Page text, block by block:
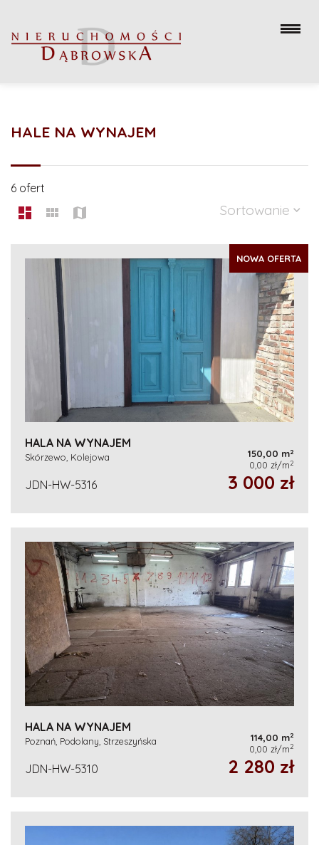
HALE NA WYNAJEM
6 ofert
Sortowanie
NOWA OFERTA
HALA NA WYNAJEM
Skórzewo, Kolejowa 150,00 m2
0,00 zł/m2
JDN-HW-5316 3 000 zł
HALA NA WYNAJEM
Poznań, Podolany, Strzeszyńska 114,00 m2
0,00 zł/m2
JDN-HW-5310 2 280 zł